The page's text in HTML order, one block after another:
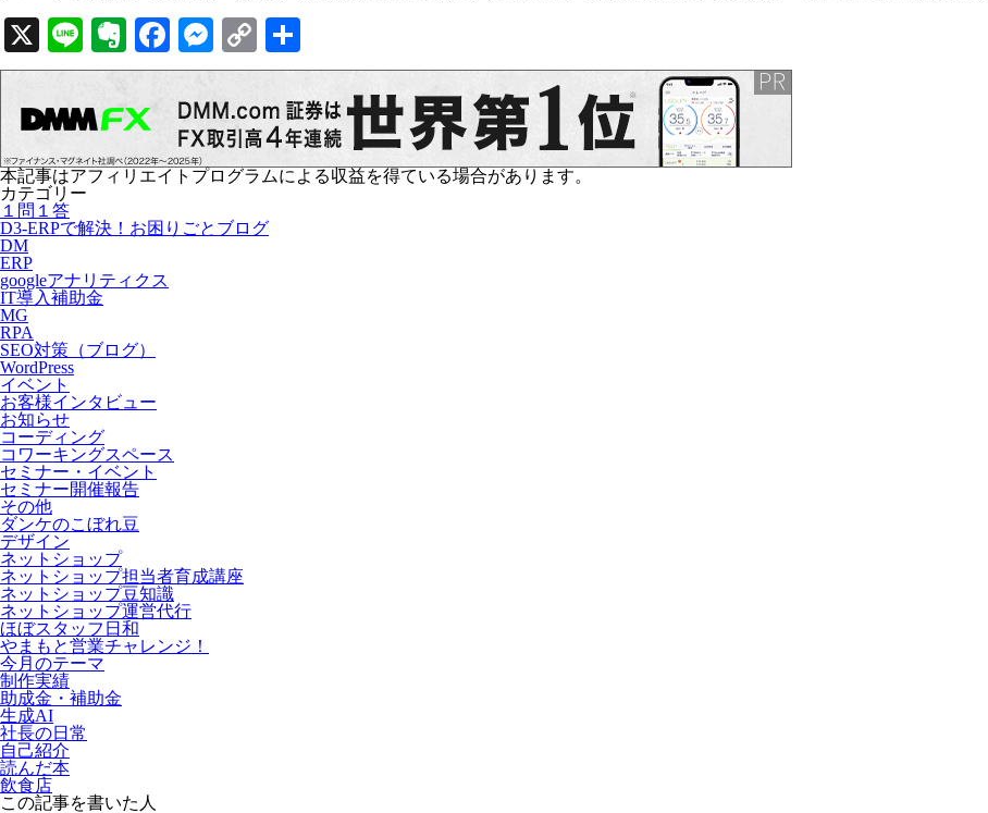
X LineEvernote
Facebook
Messenger
Copy
Link
有
本記事はアフィリエイトプログラムによる収益を得ている場合があります。
カテゴリー
１問１答
D3-ERPで解決！お困りごとブログ
DM
ERP
googleアナリティクス
IT導入補助金
MG
RPA
SEO対策（ブログ）
WordPress
イベント
お客様インタビュー
お知らせ
コーディング
コワーキングスペース
セミナー・イベント
セミナー開催報告
その他
ダンケのこぼれ豆
デザイン
ネットショップ
ネットショップ担当者育成講座
ネットショップ豆知識
ネットショップ運営代行
ほぼスタッフ日和
やまもと営業チャレンジ！
今月のテーマ
制作実績
助成金・補助金
生成AI
社長の日常
自己紹介
読んだ本
飲食店
この記事を書いた人